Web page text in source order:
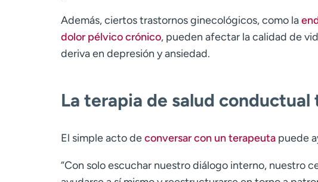
Además, ciertos trastornos ginecológicos, como la
dolor pélvico crónico, pueden afectar la calidad de
deriva en depresión y ansiedad.
La terapia de salud conductual
El simple acto deconversar con un terapeuta puede
“Con solo escuchar nuestro diálogo interno, nuestro